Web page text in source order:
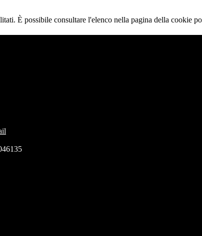
È possibile consultare l'elenco nella pagina della cookie